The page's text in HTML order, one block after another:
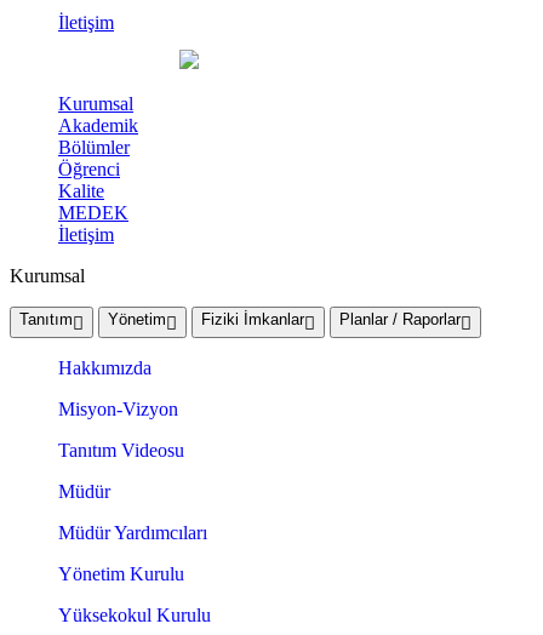
İletişim
Kurumsal
Akademik
Bölümler
Öğrenci
Kalite
MEDEK
İletişim
Kurumsal
Tanıtım Yönetim Fiziki İmkanlar Planlar / Raporlar
Hakkımızda
Misyon-Vizyon
Tanıtım Videosu
Müdür
Müdür Yardımcıları
Yönetim Kurulu
Yüksekokul Kurulu